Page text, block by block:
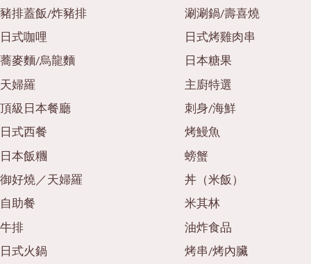
豬排蓋飯/炸豬排
涮涮鍋/壽喜燒
日式咖哩
日式烤雞肉串
蕎麥麵/烏龍麵
日本糖果
天婦羅
主廚特選
頂級日本餐廳
刺身/海鮮
日式西餐
烤鰻魚
日本飯糰
螃蟹
御好燒／天婦羅
丼（米飯）
自助餐
米其林
牛排
油炸食品
日式火鍋
烤串/烤內臟